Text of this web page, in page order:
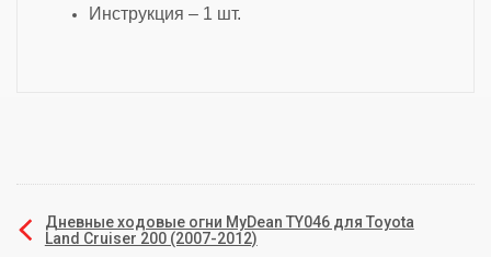
Инструкция – 1 шт.
Дневные ходовые огни MyDean TY046 для Toyota
Land Cruiser 200 (2007-2012)